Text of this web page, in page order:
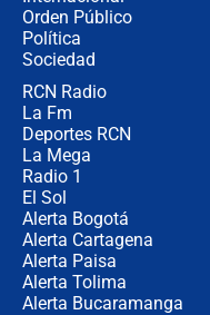
Orden Público
Política
Sociedad
RCN Radio
La Fm
Deportes RCN
La Mega
Radio 1
El Sol
Alerta Bogotá
Alerta Cartagena
Alerta Paisa
Alerta Tolima
Alerta Bucaramanga